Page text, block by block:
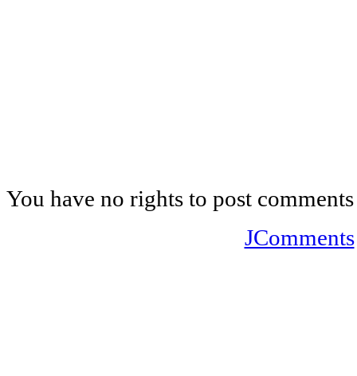
You have no rights to post comments
JComments